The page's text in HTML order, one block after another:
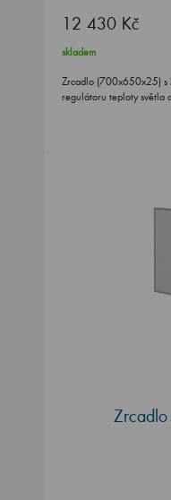
12 430 Kč
skladem
Zrcadlo (700x650x25) s
regulátoru teploty světla